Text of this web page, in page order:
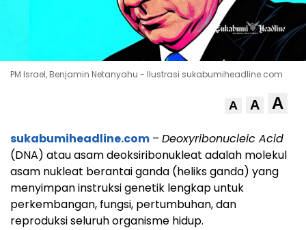
PM Israel, Benjamin Netanyahu - Ilustrasi sukabumiheadline.com
A A A
sukabumiheadline.com – Deoxyribonucleic Acid
(DNA) atau asam deoksiribonukleat adalah molekul
asam nukleat berantai ganda (heliks ganda) yang
menyimpan instruksi genetik lengkap untuk
perkembangan, fungsi, pertumbuhan, dan
reproduksi seluruh organisme hidup.